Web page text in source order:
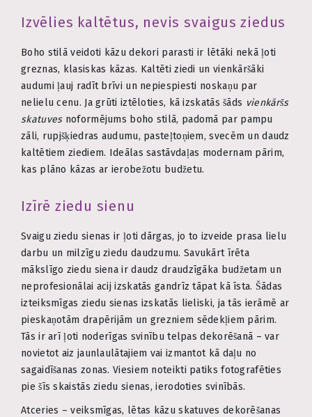
Izvēlies kaltētus, nevis svaigus ziedus
Boho stilā veidoti kāzu dekori parasti ir lētāki nekā ļoti
greznas, klasiskas kāzas. Kaltēti ziedi un vienkāršāki
audumi ļauj radīt brīvi un nepiespiesti noskaņu par
nelielu cenu. Ja grūti iztēloties, kā izskatās šāds vienkāršs
skatuvesnoformējums boho stilā, padomā par pampu
zāli, rupjšķiedras audumu, pasteļtoņiem, svecēm un daudz
kaltētiem ziediem. Ideālas sastāvdaļas modernam pārim,
kas plāno kāzas ar ierobežotu budžetu.
Izīrē ziedu sienu
Svaigu ziedu sienas ir ļoti dārgas, jo to izveide prasa lielu
darbu un milzīgu ziedu daudzumu. Savukārt īrēta
mākslīgo ziedu siena ir daudz draudzīgāka budžetam un
neprofesionālai acij izskatās gandrīz tāpat kā īsta. Šādas
izteiksmīgas ziedu sienas izskatās lieliski, ja tās ierāmē ar
pieskaņotām drapērijām un grezniem sēdekļiem pārim.
Tās ir arī ļoti noderīgas svinību telpas dekorēšanā – var
novietot aiz jaunlaulātajiem vai izmantot kā daļu no
sagaidīšanas zonas. Viesiem noteikti patiks fotografēties
pie šīs skaistās ziedu sienas, ierodoties svinībās.
Atceries – veiksmīgas, lētas kāzu skatuves dekorēšanas